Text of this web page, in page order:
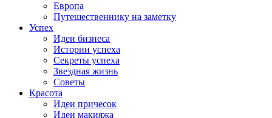
Европа
Путешественнику на заметку
Успех
Идеи бизнеса
Истории успеха
Секреты успеха
Звездная жизнь
Советы
Красота
Идеи причесок
Идеи макияжа